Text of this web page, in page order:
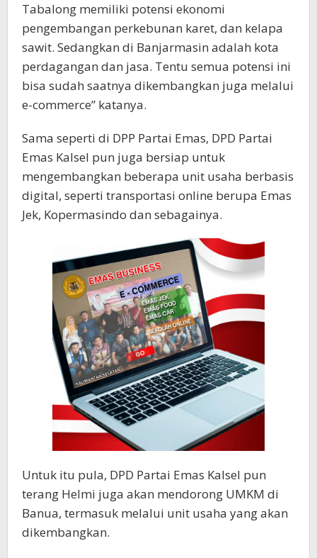
Tabalong memiliki potensi ekonomi
pengembangan perkebunan karet, dan kelapa
sawit. Sedangkan di Banjarmasin adalah kota
perdagangan dan jasa. Tentu semua potensi ini
bisa sudah saatnya dikembangkan juga melalui
e-commerce” katanya.
Sama seperti di DPP Partai Emas, DPD Partai
Emas Kalsel pun juga bersiap untuk
mengembangkan beberapa unit usaha berbasis
digital, seperti transportasi online berupa Emas
Jek, Kopermasindo dan sebagainya.
Untuk itu pula, DPD Partai Emas Kalsel pun
terang Helmi juga akan mendorong UMKM di
Banua, termasuk melalui unit usaha yang akan
dikembangkan.